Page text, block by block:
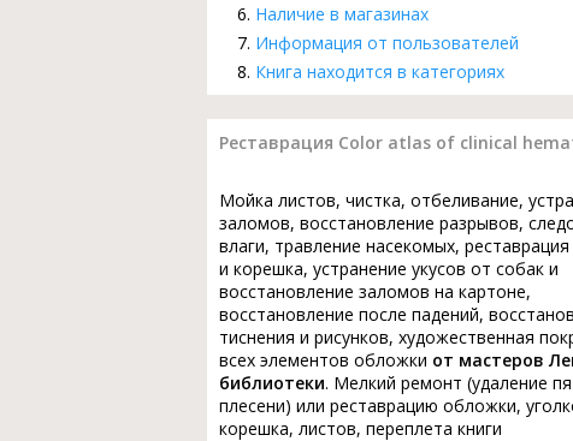
Наличие в магазинах
Информация от пользователей
Книга находится в категориях
Реставрация Color atlas of clinical
Мойка листов, чистка, отбеливание,
заломов, восстановление разрывов,
влаги, травление насекомых,
и корешка, устранение укусов от собак и
восстановление заломов на картоне,
восстановление после падений,
тиснения и рисунков, художественная
всех элементов обложки от мастеров
библиотеки. Мелкий ремонт (удаление
плесени) или реставрацию обложки,
корешка, листов, переплета книги